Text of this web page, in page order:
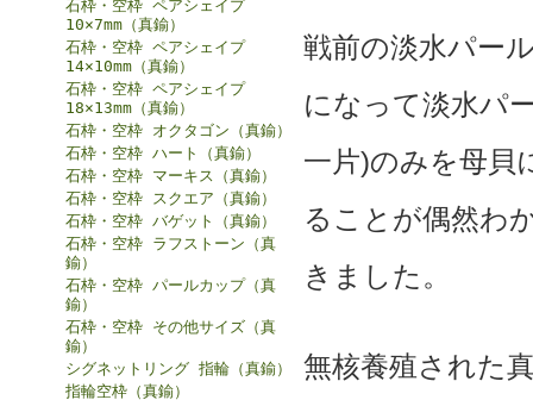
石枠・空枠 ペアシェイプ
10×7mm（真鍮）
石枠・空枠 ペアシェイプ
14×10mm（真鍮）
石枠・空枠 ペアシェイプ
18×13mm（真鍮）
石枠・空枠 オクタゴン（真鍮）
石枠・空枠 ハート（真鍮）
石枠・空枠 マーキス（真鍮）
石枠・空枠 スクエア（真鍮）
石枠・空枠 バゲット（真鍮）
石枠・空枠 ラフストーン（真
鍮）
石枠・空枠 パールカップ（真
鍮）
石枠・空枠 その他サイズ（真
鍮）
シグネットリング 指輪（真鍮）
指輪空枠（真鍮）
戦前の淡水パー
になって淡水パ
一片)のみを母貝
ることが偶然わ
きました。
無核養殖された